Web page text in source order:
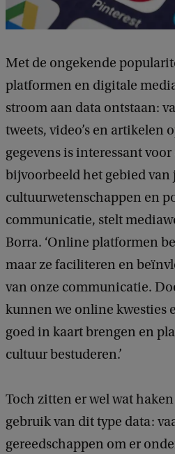
Met de ongekende
platformen en digitale
stroom aan data ontstaan:
tweets, video’s en artikelen
gegevens is interessant
bijvoorbeeld het gebied
cultuurwetenschappen en
communicatie, stelt
Borra. ‘Online platformen
maar ze faciliteren en
van onze communicatie.
kunnen we online kwesties
goed in kaart brengen en
cultuur bestuderen.’
Toch zitten er wel wat
gebruik van dit type data:
gereedschappen om er